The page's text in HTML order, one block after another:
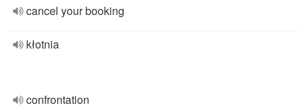
cancel your booking
kłotnia
confrontation